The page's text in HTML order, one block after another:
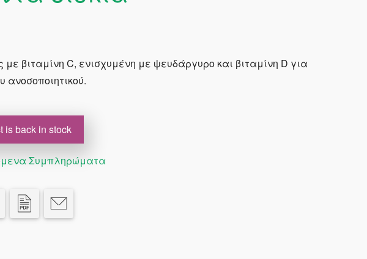
βιταμίνη C, ενισχυμένη με ψευδάργυρο και βιταμίνη D για
ανοσοποιητικού.
is back in stock
Συμπληρώματα